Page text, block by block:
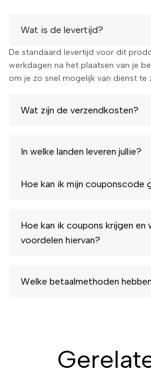
Wat is de levertijd?
De standaard levertijd voor dit
werkdagen na het plaatsen van je
om je zo snel mogelijk van dienst te
Wat zijn de verzendkosten?
In welke landen leveren jullie?
Hoe kan ik mijn couponscode
Hoe kan ik coupons krijgen en
voordelen hiervan?
Welke betaalmethoden